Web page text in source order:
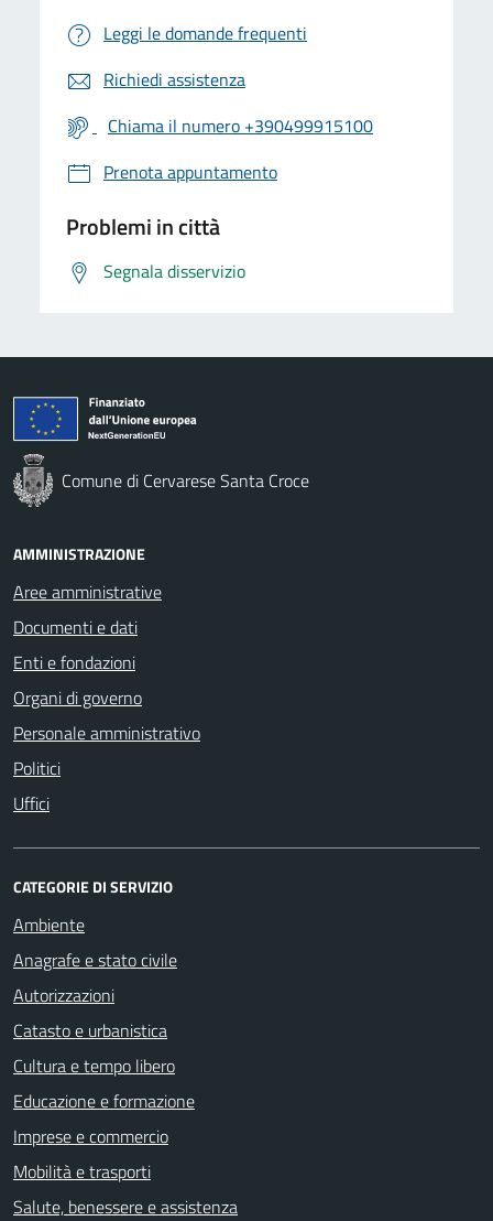
Leggi le domande frequenti
Richiedi assistenza
Chiama il numero +390499915100
Prenota appuntamento
Problemi in città
Segnala disservizio
Comune di Cervarese Santa Croce
AMMINISTRAZIONE
Aree amministrative
Documenti e dati
Enti e fondazioni
Organi di governo
Personale amministrativo
Politici
Uffici
CATEGORIE DI SERVIZIO
Ambiente
Anagrafe e stato civile
Autorizzazioni
Catasto e urbanistica
Cultura e tempo libero
Educazione e formazione
Imprese e commercio
Mobilità e trasporti
Salute, benessere e assistenza